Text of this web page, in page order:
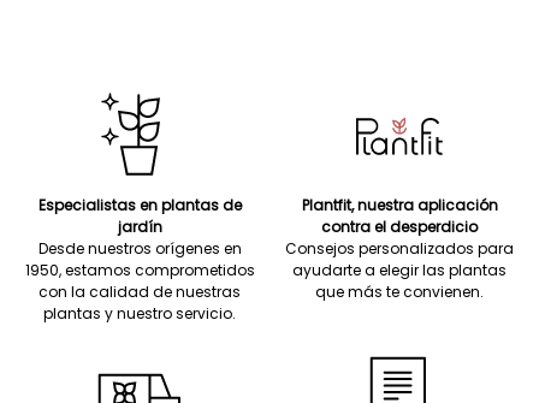
Especialistas en plantas de
jardín
Desde nuestros orígenes en
1950, estamos comprometidos
con la calidad de nuestras
plantas y nuestro servicio.
Plantfit, nuestra aplicación
contra el desperdicio
Consejos personalizados para
ayudarte a elegir las plantas
que más te convienen.